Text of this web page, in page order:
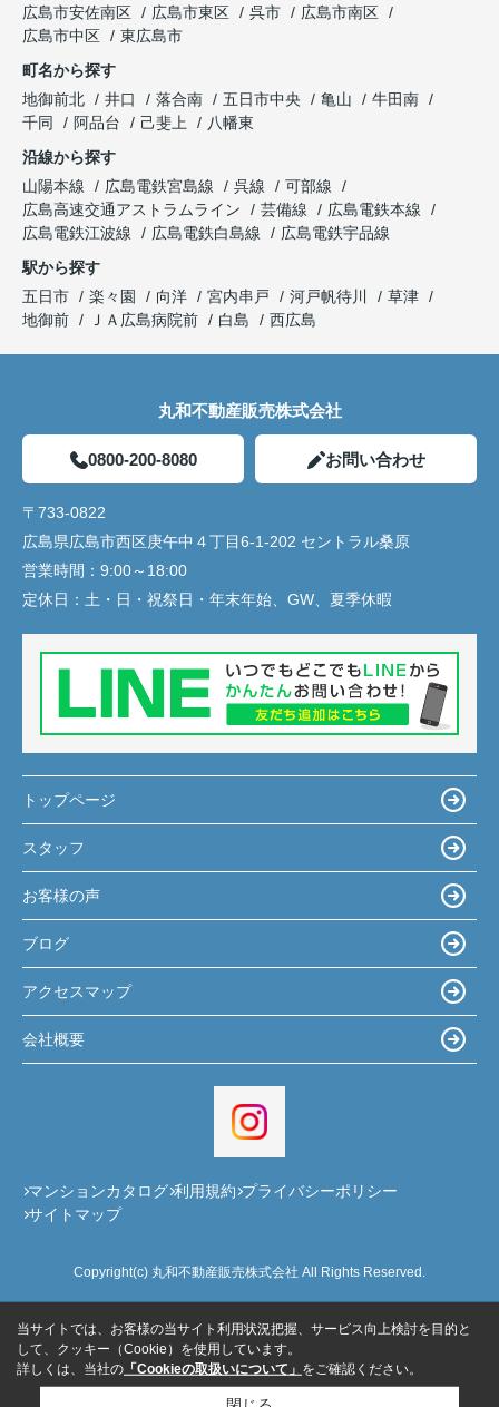
広島市安佐南区
広島市東区 呉市
広島市南区
広島市中区
東広島市
町名から探す
地御前北
井口 落合南 五日市中央 亀山
牛田南
千同
阿品台 己斐上
八幡東
沿線から探す
山陽本線
広島電鉄宮島線 呉線
可部線
広島高速交通アストラムライン
芸備線
広島電鉄本線
広島電鉄江波線
広島電鉄白島線
広島電鉄宇品線
駅から探す
五日市
楽々園 向洋 宮内串戸 河戸帆待川
草津
地御前
ＪＡ広島病院前 白島 西広島
丸和不動産販売株式会社
0800-200-8080 お問い合わせ
〒733-0822
広島県広島市西区庚午中４丁目6-1-202 セントラル桑原
営業時間： 9:00～18:00
定休日： 土・日・祝祭日・年末年始、GW、夏季休暇
トップページ
スタッフ
お客様の声
ブログ
アクセスマップ
会社概要
マンションカタログ 利用規約 プライバシーポリシー
サイトマップ
Copyright(c) 丸和不動産販売株式会社 All Rights Reserved.
当サイトでは、お客様の当サイト利用状況把握、サービス向上検討を目的と
して、クッキー（Cookie）を使用しています。
詳しくは、当社の 「Cookieの取扱いについて」 をご確認ください。